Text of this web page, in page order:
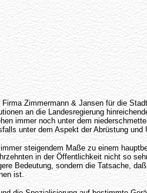
Zimmermann & Jansen für die
an die Landesregierung
immer noch unter dem
unter dem Aspekt der Abrüstung
steigendem Maße zu einem
in der Öffentlichkeit nicht so
Bedeutung, sondern die Tatsache,
ist.